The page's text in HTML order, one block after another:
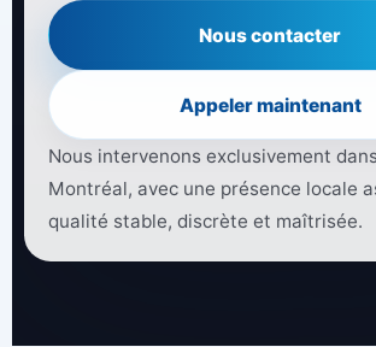
Nous contacter
Appeler maintenant
Nous intervenons exclusivement
Montréal, avec une présence locale
qualité stable, discrète et maîtrisée.